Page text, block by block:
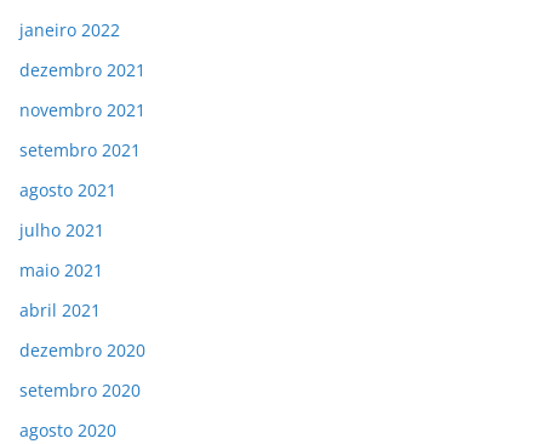
janeiro 2022
dezembro 2021
novembro 2021
setembro 2021
agosto 2021
julho 2021
maio 2021
abril 2021
dezembro 2020
setembro 2020
agosto 2020